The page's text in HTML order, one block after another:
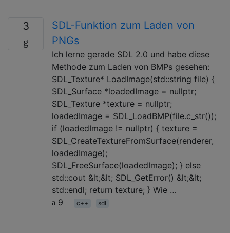
3
SDL-Funktion zum Laden von
PNGs
Ich lerne gerade SDL 2.0 und habe diese
Methode zum Laden von BMPs gesehen:
SDL_Texture* LoadImage(std::string file) {
SDL_Surface *loadedImage = nullptr;
SDL_Texture *texture = nullptr;
loadedImage = SDL_LoadBMP(file.c_str());
if (loadedImage != nullptr) { texture =
SDL_CreateTextureFromSurface(renderer,
loadedImage);
SDL_FreeSurface(loadedImage); } else
std::cout &lt;&lt; SDL_GetError() &lt;&lt;
std::endl; return texture; } Wie …
9
c++ sdl